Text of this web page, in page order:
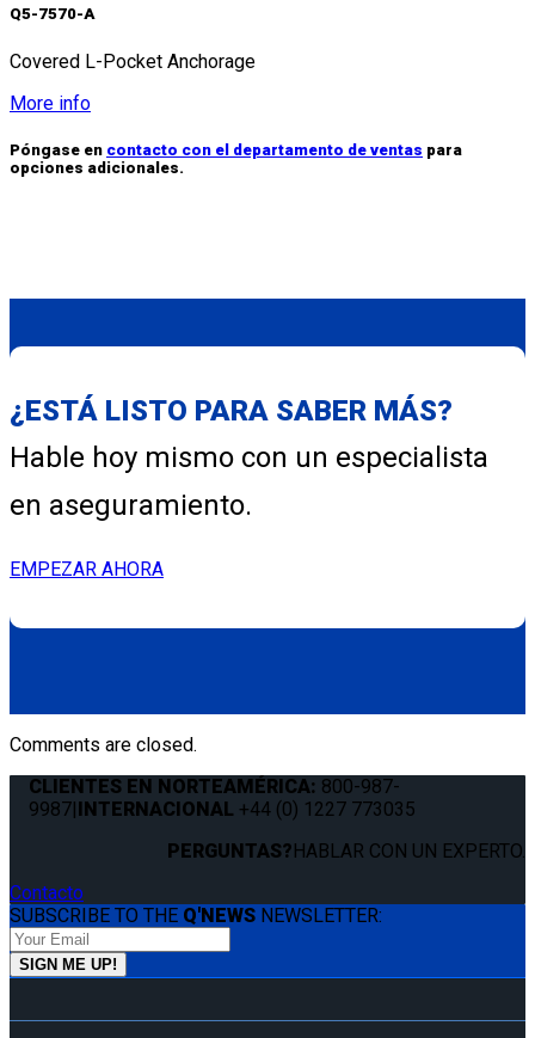
Q5-7570-A
Covered L-Pocket Anchorage
More info
Póngase en contacto con el departamento de ventas para
opciones adicionales.
¿ESTÁ LISTO PARA SABER MÁS?
Hable hoy mismo con un especialista
en aseguramiento.
EMPEZAR AHORA
Comments are closed.
CLIENTES EN NORTEAMÉRICA: 800-987-
9987|INTERNACIONAL +44 (0) 1227 773035
PERGUNTAS?HABLAR CON UN EXPERTO.
Contacto
SUBSCRIBE TO THE Q'NEWS NEWSLETTER: